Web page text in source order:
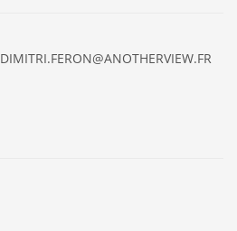
DIMITRI.FERON@ANOTHERVIEW.FR